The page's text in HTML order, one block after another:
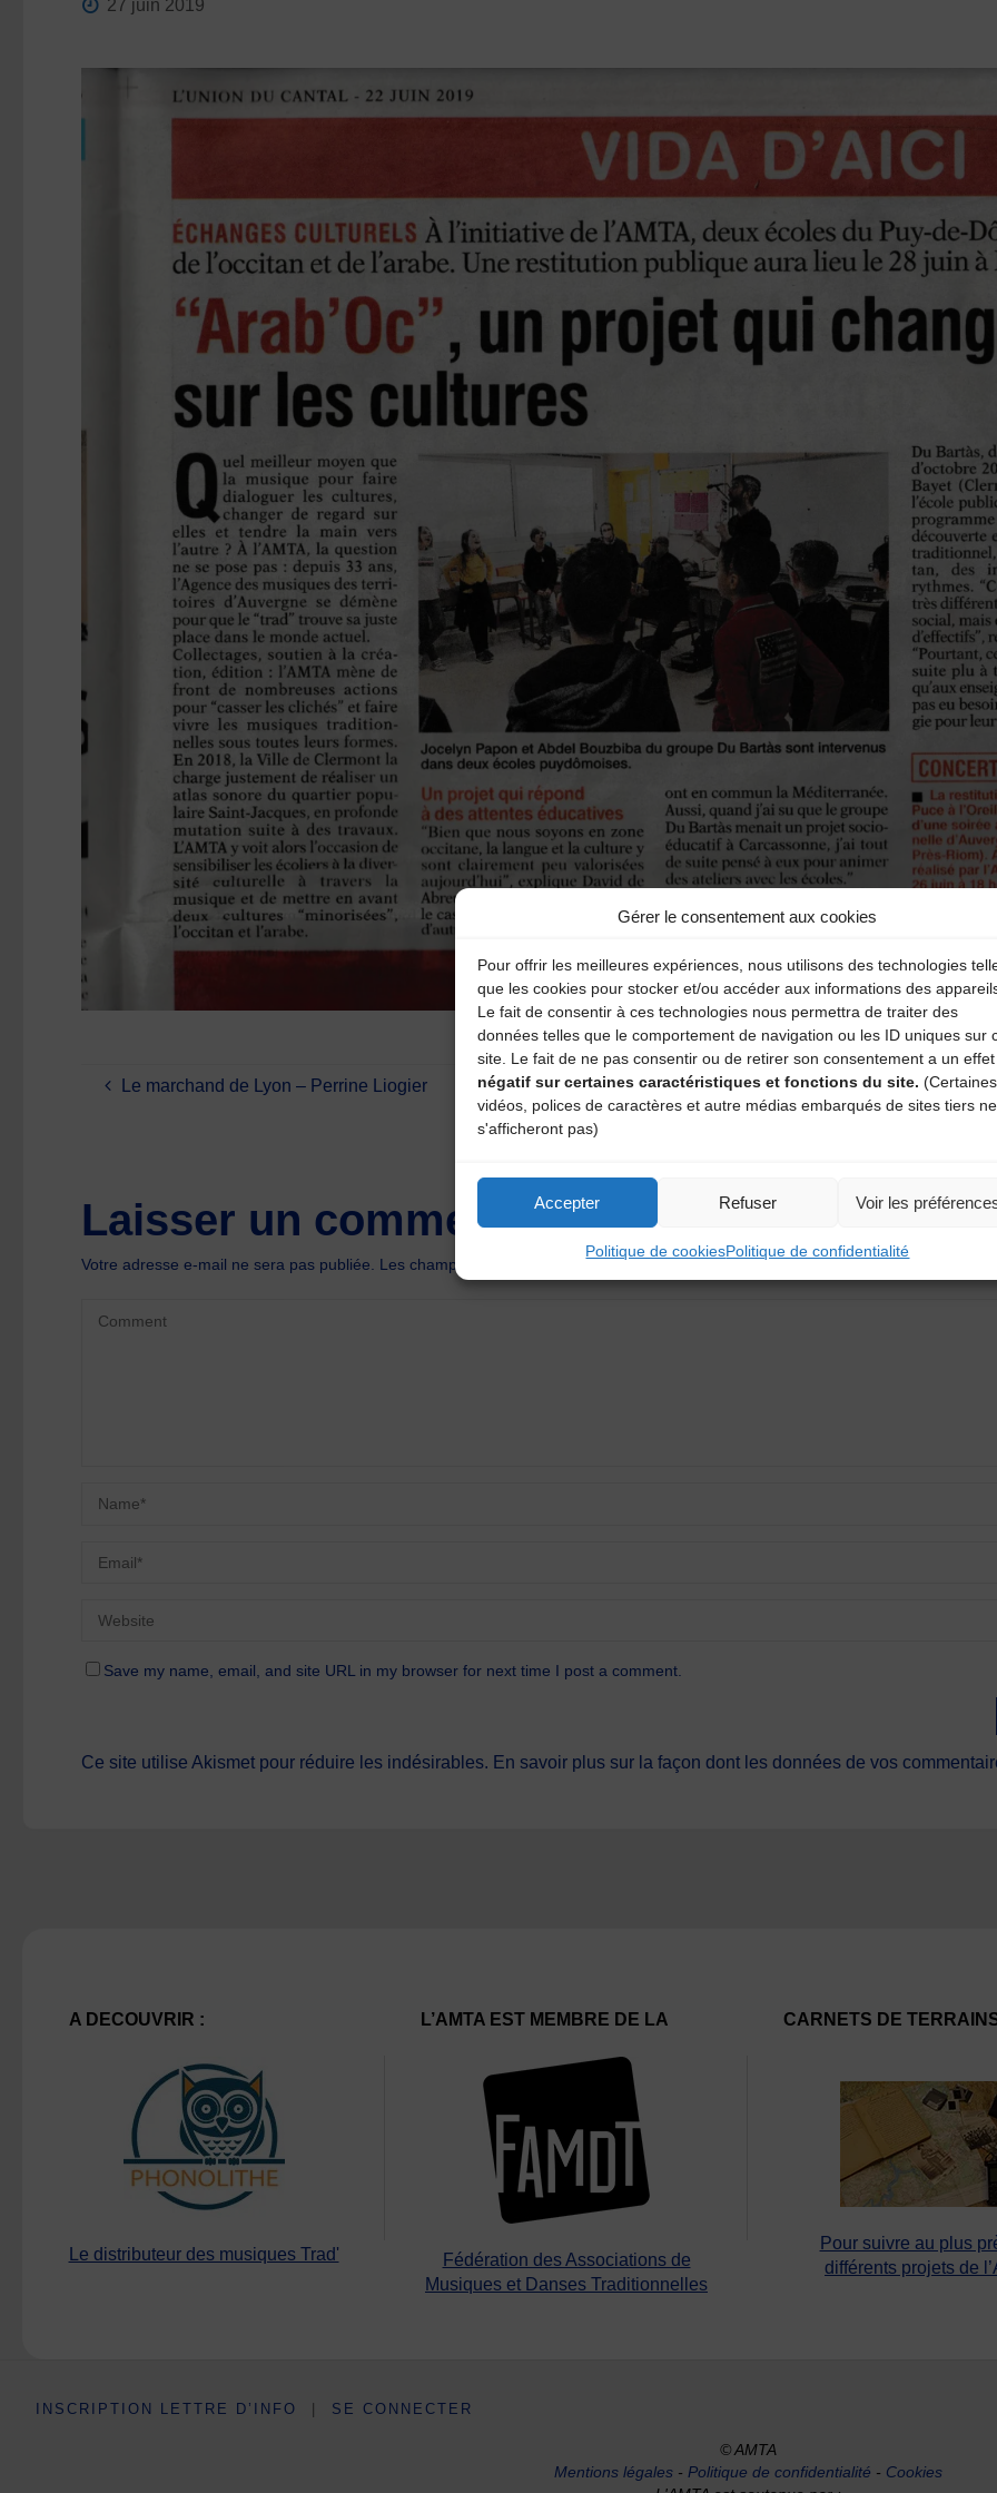
Gérer le consentement aux cookies
Pour offrir les meilleures expériences, nous utilisons des technologies
que les cookies pour stocker et/ou accéder aux informations des
Le fait de consentir à ces technologies nous permettra de traiter des
données telles que le comportement de navigation ou les ID uniques sur
site. Le fait de ne pas consentir ou de retirer son consentement a un effet
négatif sur certaines caractéristiques et fonctions du site. (Certaines
vidéos, polices de caractères et autre médias embarqués de sites tiers ne
s'afficheront pas)
Accepter Refuser Voir les
Politique de cookiesPolitique de confidentialité
27 juin 2019
Le marchand de Lyon – Perrine Liogier
Retour en son et en images
Laisser un commentaire
Votre adresse e-mail ne sera pas publiée. Les champs obligatoires sont indiqués avec*
Save my name, email, and site URL in my browser for next time I post a comment.
Ce site utilise Akismet pour réduire les indésirables. En savoir plus sur la façon dont les données de vos
A DECOUVRIR :
Le distributeur des musiques Trad'
L’AMTA EST MEMBRE DE LA
Fédération des Associations de
Musiques et Danses Traditionnelles
CARNETS DE
Pour suivre au plus
différents projets de
INSCRIPTION LETTRE D’INFO | SE CONNECTER
© AMTA
Mentions légales- Politique de confidentialité - Cookies